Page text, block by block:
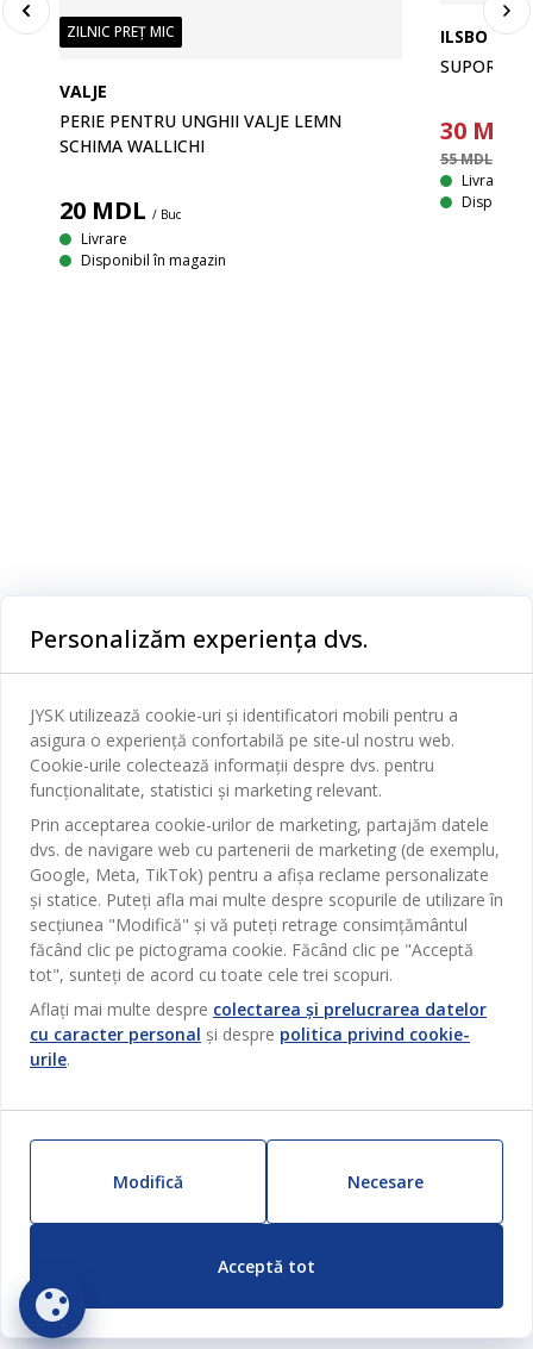
ZILNIC PREȚ MIC
VALJE
PERIE PENTRU UNGHII VALJE LEMN
SCHIMA WALLICHI
20MDL / Buc
Livrare
Disponibil în magazin
ILSBO
SUPORT
30MDL
55 MDL
Livrare
Disponibil
Categorii
Dormitor
Baie
Birou
Sufragerie
Bucătărie
Depozitare
Perdele
Grădină
Pentru casă
Serviciul clienți
Contact Relații Clienți
Magazine și program
Broșură
Termeni si conditii vânzări online
Garantia prețului
Garanția Produselor
Politica de confidentialitate
Card cadou
Beneficii pentru clienți
Setări Cookie-uri
Siguranță
JYSK
Despre JYSK
JYSK.com
Presă
Locuri de muncă
Newsletter
Inspirație
Link-uri utile
Sustenabilitate
SEDIU CENTRAL
TAROL-DD S.R.L. str. Jubiliara, 41A mun. Chișinău, Republica
Moldova
JYSK BUSINESS TO BUSINESS
Vânzări și relații clienți persoane juridice
Telefon: 060 531 531
E-mail: jysk@jysk.md
JYSK RELAȚII CLIENȚI
Contact Relații Clienți
Telefon: 022 022 030
Urmărește Jysk
Personalizăm experiența dvs.
JYSK utilizează cookie-uri și identificatori mobili pentru a
asigura o experiență confortabilă pe site-ul nostru web.
Cookie-urile colectează informații despre dvs. pentru
funcționalitate, statistici și marketing relevant.
Prin acceptarea cookie-urilor de marketing, partajăm datele
dvs. de navigare web cu partenerii de marketing (de exemplu,
Google, Meta, TikTok) pentru a afișa reclame personalizate
și statice. Puteți afla mai multe despre scopurile de utilizare în
secțiunea "Modifică" și vă puteți retrage consimțământul
făcând clic pe pictograma cookie. Făcând clic pe "Acceptă
tot", sunteți de acord cu toate cele trei scopuri.
Aflați mai multe despre colectarea și prelucrarea datelor
cu caracter personal și despre politica privind cookie-
urile.
Modifică Necesare
Acceptă tot